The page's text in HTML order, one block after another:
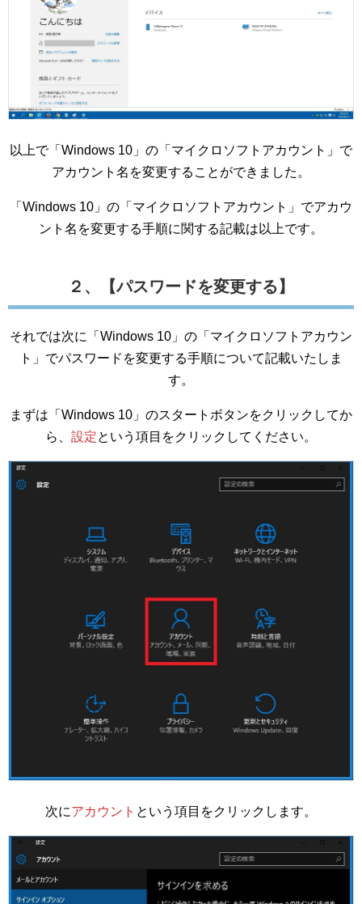
以上で「Windows 10」の「マイクロソフトアカウント」で
アカウント名を変更することができました。
「Windows 10」の「マイクロソフトアカウント」でアカウ
ント名を変更する手順に関する記載は以上です。
２、【パスワードを変更する】
それでは次に「Windows 10」の「マイクロソフトアカウン
ト」でパスワードを変更する手順について記載いたしま
す。
まずは「Windows 10」のスタートボタンをクリックしてか
ら、 設定という項目をクリックしてください。
次にアカウント という項目をクリックします。